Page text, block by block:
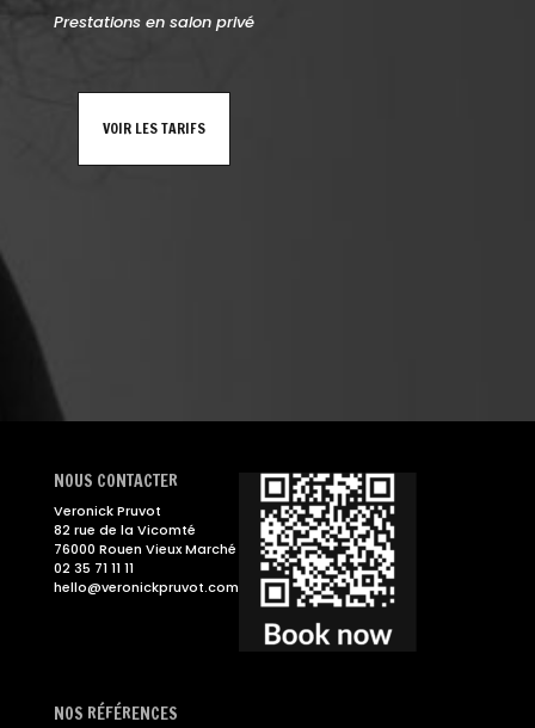
Prestations en salon privé
VOIR LES TARIFS
NOUS CONTACTER
Veronick Pruvot
82 rue de la Vicomté
76000 Rouen Vieux Marché
02 35 71 11 11
hello@veronickpruvot.com
NOS RÉFÉRENCES